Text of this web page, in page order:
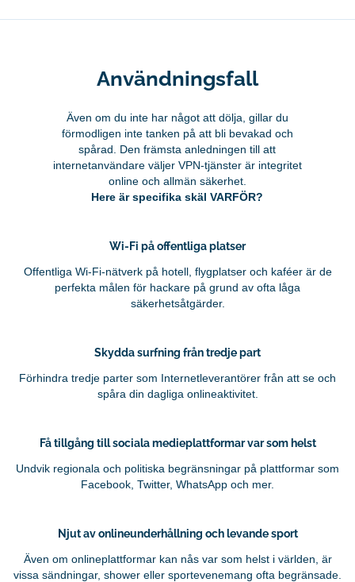
Användningsfall
Även om du inte har något att dölja, gillar du
förmodligen inte tanken på att bli bevakad och
spårad. Den främsta anledningen till att
internetanvändare väljer VPN-tjänster är integritet
online och allmän säkerhet.
Here är specifika skäl VARFÖR?
Wi-Fi på offentliga platser
Offentliga Wi-Fi-nätverk på hotell, flygplatser och kaféer är de
perfekta målen för hackare på grund av ofta låga
säkerhetsåtgärder.
Skydda surfning från tredje part
Förhindra tredje parter som Internetleverantörer från att se och
spåra din dagliga onlineaktivitet.
Få tillgång till sociala medieplattformar var som helst
Undvik regionala och politiska begränsningar på plattformar som
Facebook, Twitter, WhatsApp och mer.
Njut av onlineunderhållning och levande sport
Även om onlineplattformar kan nås var som helst i världen, är
vissa sändningar, shower eller sportevenemang ofta begränsade.